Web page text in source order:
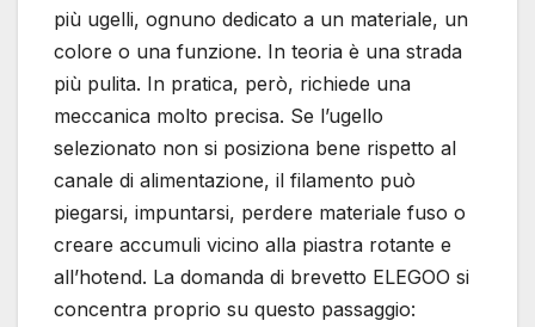
più ugelli, ognuno dedicato a un materiale, un
colore o una funzione. In teoria è una strada
più pulita. In pratica, però, richiede una
meccanica molto precisa. Se l’ugello
selezionato non si posiziona bene rispetto al
canale di alimentazione, il filamento può
piegarsi, impuntarsi, perdere materiale fuso o
creare accumuli vicino alla piastra rotante e
all’hotend. La domanda di brevetto ELEGOO si
concentra proprio su questo passaggio: